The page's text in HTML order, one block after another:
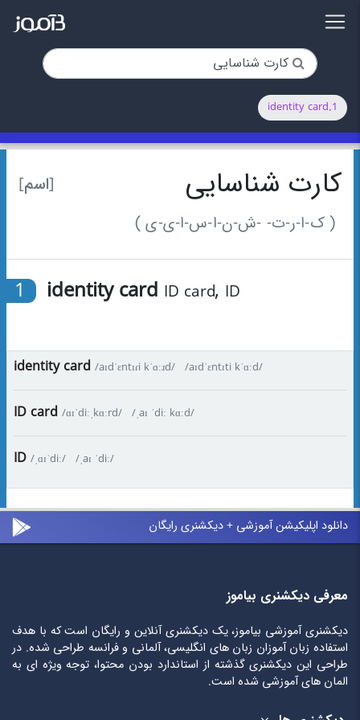
1.identity card
[اسم] کارت شناسایی
( ک-ا-ر-ت- -ش-ن-ا-س-ا-ی-ی )
1 identity card ID card
, ID
identity card /aɪdˈɛntɪɾi kˈɑːɹd/ /aɪdˈɛntɪti kˈɑːd/
ID card /ɑɪˈdiːˌkɑːrd/ /ˌaɪ ˈdiː kɑːd/
ID /ˌɑɪˈdiː/ /ˌaɪ ˈdiː/
دانلود اپلیکیشن آموزشی + دیکشنری رایگان
معرفی دیکشنری بیاموز
دیکشنری آموزشی بیاموز، یک دیکشنری آنلاین و رایگان است که با هدف
استفاده زبان آموزان زبان های انگلیسی، آلمانی و فرانسه طراحی شده. در
طراحی این دیکشنری گذشته از استاندارد بودن محتوا، توجه ویژه ای به
المان های آموزشی شده است.